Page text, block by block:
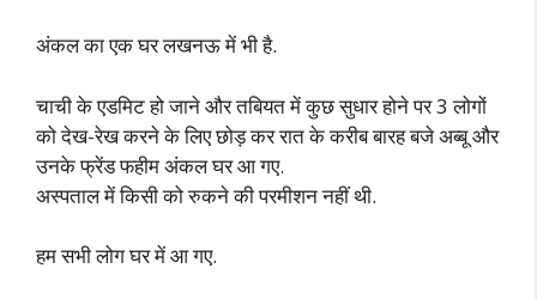
अंकल का एक घर लखनऊ में भी है.
चाची के एडमिट हो जाने और तबियत में कुछ सुधार होने पर 3 लोगों
को देख-रेख करने के लिए छोड़ कर रात के करीब बारह बजे अब्बू और
उनके फ्रेंड फहीम अंकल घर आ गए.
अस्पताल में किसी को रुकने की परमीशन नहीं थी.
हम सभी लोग घर में आ गए.